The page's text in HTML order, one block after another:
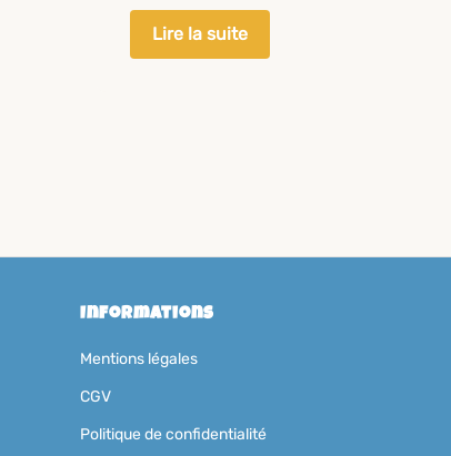
Lire la suite
Informations
Mentions légales
CGV
Politique de confidentialité